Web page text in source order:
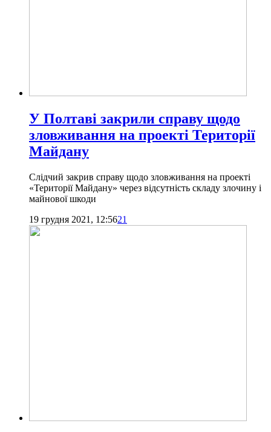
У Полтаві закрили справу щодо
зловживання на проекті Території
Майдану
Слідчий закрив справу щодо зловживання на проекті
«Території Майдану» через відсутність складу злочину і
майнової шкоди
19 грудня 2021, 12:5621